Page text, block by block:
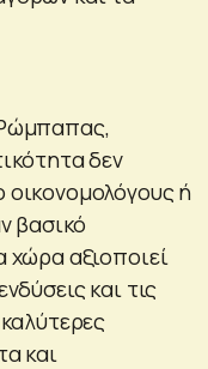
δεν
ή
βασικό
χώρα αξιοποιεί
και τις
και